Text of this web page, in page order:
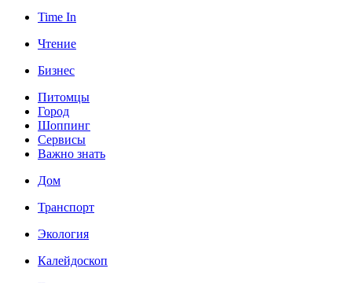
Time In
Чтение
Бизнес
Питомцы
Город
Шоппинг
Сервисы
Важно знать
Дом
Транспорт
Экология
Калейдоскоп